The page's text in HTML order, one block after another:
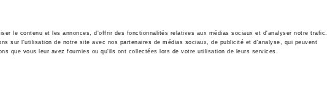
le contenu et les annonces, d'offrir des fonctionnalités relatives aux médias sociaux et d'analyser notre trafic.
sur l'utilisation de notre site avec nos partenaires de médias sociaux, de publicité et d'analyse, qui peuvent
que vous leur avez fournies ou qu'ils ont collectées lors de votre utilisation de leurs services.
Environment History International Politics